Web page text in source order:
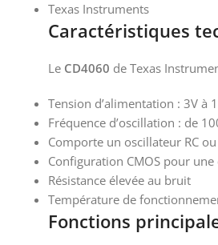
Texas Instruments
Caractéristiques
Le CD4060 de Texas
Tension d’alimentation : 3V à
Fréquence d’oscillation : de
Comporte un oscillateur RC
Configuration CMOS pour
Résistance élevée au bruit
Température de
Fonctions